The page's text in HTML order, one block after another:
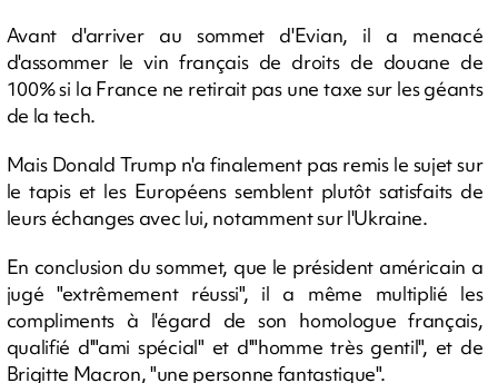
Avant d'arriver au sommet d'Evian, il a menacé
d'assommer le vin français de droits de douane de
100% si la France ne retirait pas une taxe sur les géants
de la tech.
Mais Donald Trump n'a finalement pas remis le sujet sur
le tapis et les Européens semblent plutôt satisfaits de
leurs échanges avec lui, notamment sur l'Ukraine.
En conclusion du sommet, que le président américain a
jugé "extrêmement réussi", il a même multiplié les
compliments à l'égard de son homologue français,
qualifié d'"ami spécial" et d'"homme très gentil", et de
Brigitte Macron, "une personne fantastique".